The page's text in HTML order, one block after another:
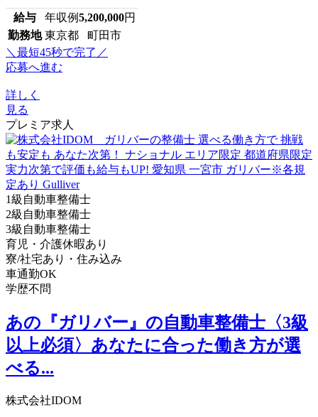
給与 年収例5,200,000円
勤務地 東京都 町田市
＼最短45秒で完了／
応募へ進む
詳しく
見る
プレミア求人
1級自動車整備士
2級自動車整備士
3級自動車整備士
育児・介護休暇あり
寮/社宅あり・住み込み
車通勤OK
学歴不問
あの『ガリバー』の自動車整備士〈3級
以上必須〉あなたに合った働き方が選
べる...
株式会社IDOM